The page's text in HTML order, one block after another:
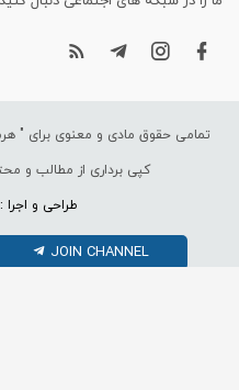
تمامی حقوق مادی و معنوی برای "
کپی برداری از مطالب و
طراحی و
JOIN CHANNEL